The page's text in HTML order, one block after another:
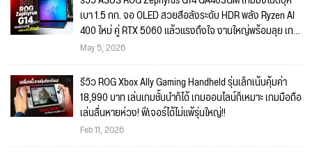
เบา 1.5 กก. จอ OLED สวยสีอลังระดับ HDR พลัง Ryzen AI
400 ใหม่ คู่ RTX 5060 แล้วแรงถึงใจ งานใหญ่พร้อมลุย เกม
ไหนก็พร้อมเล่น!!
May 5, 2026
รีวิว ROG Xbox Ally Gaming Handheld รุ่นเล็กเน้นคุ้มค่า
18,990 บาท เล่นเกมชั้นนำก็ได้ เกมออนไลน์ก็เหมาะ เกมมือถือ
เล่นลื่นหายห่วง! ฟีเจอร์ได้ไม่แพ้รุ่นใหญ่!!
Feb 11, 2026